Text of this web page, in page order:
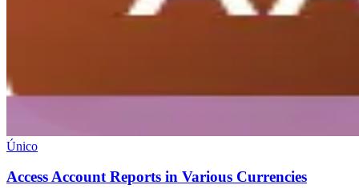
Único
Access Account Reports in Various Currencies